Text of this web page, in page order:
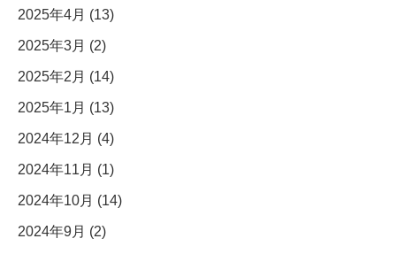
2025年4月 (13)
2025年3月 (2)
2025年2月 (14)
2025年1月 (13)
2024年12月 (4)
2024年11月 (1)
2024年10月 (14)
2024年9月 (2)